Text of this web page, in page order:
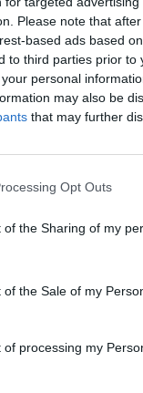
Please note that
based ads based
to third parties prior
personal
may also be
that may further
Opt Outs
the Sharing of my
the Sale of my
processing my